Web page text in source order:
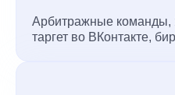
Арбитражные команды,
таргет во ВКонтакте,